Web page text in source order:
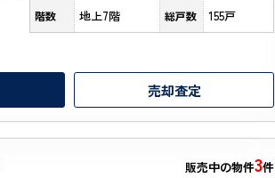
階数 地上7階 総戸数 155戸
売却査定
販売中の物件3件